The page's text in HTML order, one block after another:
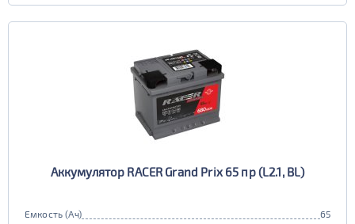
Аккумулятор RACER Grand Prix 65 пр (L2.1, BL)
Емкость (Ач)
65